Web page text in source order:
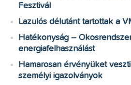
Fesztivál
Lazulós délutánt tartottak a
Hatékonyság –
energiafelhasználást
Hamarosan érvényüket
személyi igazolványok